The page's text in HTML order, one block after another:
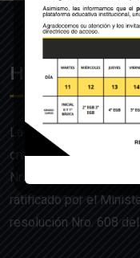
Historia
La UE de FF.AA.
creado mediante
Nro. 140, dado en
ratificado por el
resolución Nro. 608